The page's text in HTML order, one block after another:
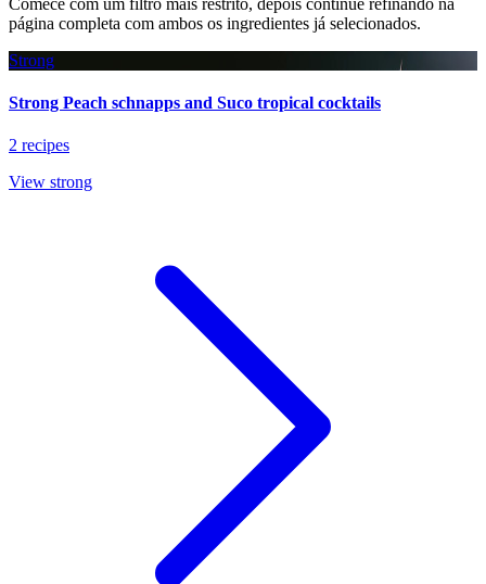
Comece com um filtro mais restrito, depois continue refinando na
página completa com ambos os ingredientes já selecionados.
Strong
Strong Peach schnapps and Suco tropical cocktails
2 recipes
View strong